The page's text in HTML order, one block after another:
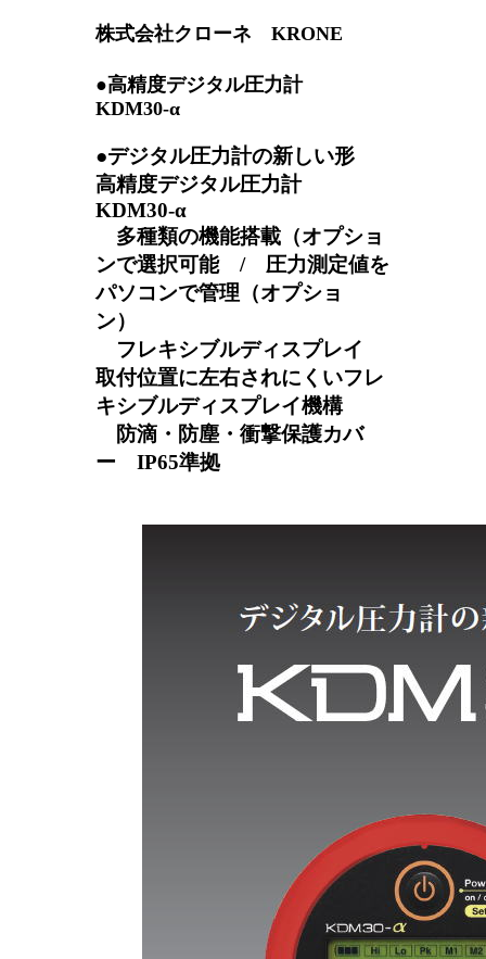
株式会社クローネ KRONE
●高精度デジタル圧力計
KDM30-α
●デジタル圧力計の新しい形
高精度デジタル圧力計
KDM30-α
多種類の機能搭載（オプショ
ンで選択可能 / 圧力測定値を
パソコンで管理（オプショ
ン）
フレキシブルディスプレイ
取付位置に左右されにくいフレ
キシブルディスプレイ機構
防滴・防塵・衝撃保護カバ
ー IP65準拠